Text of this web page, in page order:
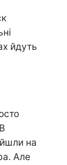
йдуть
на
Але